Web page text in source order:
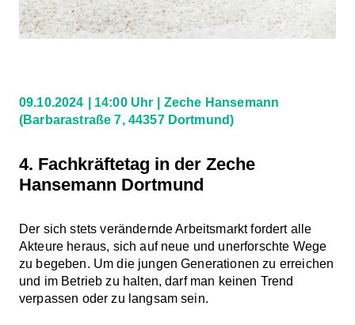
09.10.2024 14:00 Uhr
Zeche Hansemann
(Barbarastraße 7, 44357 Dortmund)
4. Fachkräftetag in der Zeche
Hansemann Dortmund
Der sich stets verändernde Arbeitsmarkt fordert alle
Akteure heraus, sich auf neue und unerforschte Wege
zu begeben. Um die jungen Generationen zu erreichen
und im Betrieb zu halten, darf man keinen Trend
verpassen oder zu langsam sein.